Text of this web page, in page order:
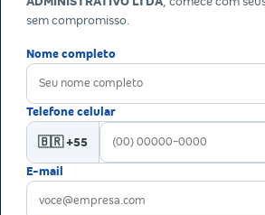
sem compromisso.
Nome completo
Telefone celular
🇧🇷 +55
E-mail